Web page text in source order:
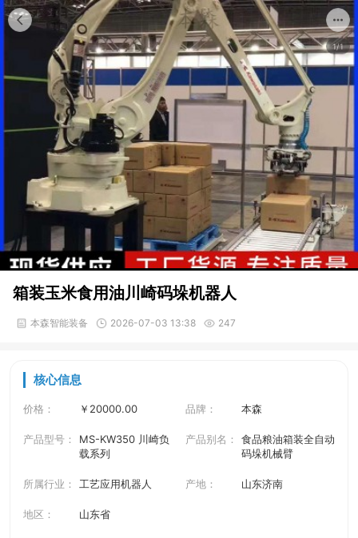
1/1
箱装玉米食用油川崎码垛机器人
本森智能装备 2026-07-03 13:38 247
核心信息
价格： ￥20000.00 品牌： 本森
产品型号：
MS-KW350 川崎负
载系列
产品别名：
食品粮油箱装全自动
码垛机械臂
所属行业： 工艺应用机器人 产地： 山东济南
地区： 山东省